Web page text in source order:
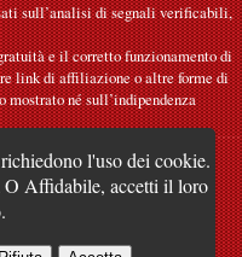
l'uso dei cookie.
O Affidabile, accetti il loro
sull’analisi di segnali verificabili,
e il corretto funzionamento di
link di affiliazione o altre forme di
né sull’indipendenza
e preventive e non
legali, finanziarie o
indicative e devono essere
competenti in base alla
di errore, omissione o uso
.